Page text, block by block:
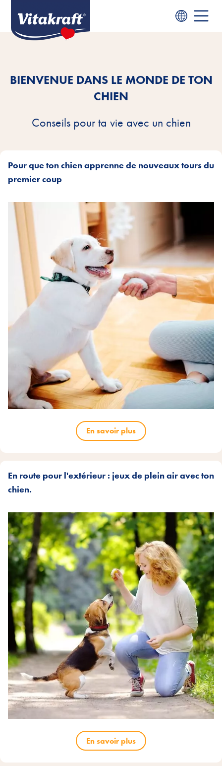
BIENVENUE DANS LE MONDE DE TON
CHIEN
Conseils pour ta vie avec un chien
Pour que ton chien apprenne de nouveaux tours du
premier coup
En savoir plus
En route pour l'extérieur : jeux de plein air avec ton
chien.
En savoir plus